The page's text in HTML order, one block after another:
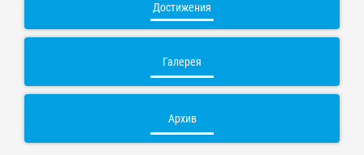
Достижения
Галерея
Архив